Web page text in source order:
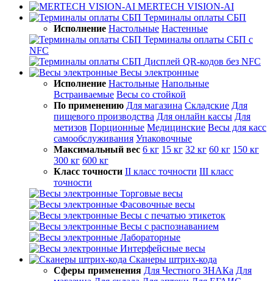
MERTECH VISION-AI
Терминалы оплаты СБП
Исполнение Настольные Настенные
Терминалы оплаты СБП с
NFC
Дисплей QR-кодов без NFC
Весы электронные
Исполнение Настольные Напольные
Встраиваемые Весы со стойкой
По применению Для магазина Складские Для
пищевого производства Для онлайн кассы Для
метизов Порционные Медицинские Весы для касс
самообслуживания Упаковочные
Максимальный вес 6 кг 15 кг 32 кг 60 кг 150 кг
300 кг 600 кг
Класс точности II класс точности III класс
точности
Торговые весы
Фасовочные весы
Весы с печатью этикеток
Весы с распознаванием
Лабораторные
Интерфейсные весы
Сканеры штрих-кода
Сферы применения Для Честного ЗНАКа Для